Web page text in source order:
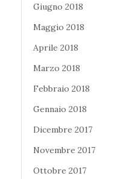
Giugno 2018
Maggio 2018
Aprile 2018
Marzo 2018
Febbraio 2018
Gennaio 2018
Dicembre 2017
Novembre 2017
Ottobre 2017